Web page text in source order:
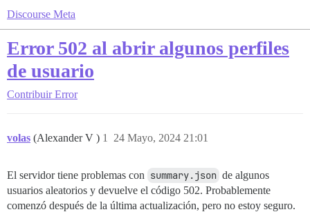
Discourse Meta
Error 502 al abrir algunos perfiles
de usuario
Contribuir Error
volas (Alexander V ) 24 Mayo, 2024 21:01
1
El servidor tiene problemas con summary.json de algunos
usuarios aleatorios y devuelve el código 502. Probablemente
comenzó después de la última actualización, pero no estoy seguro.